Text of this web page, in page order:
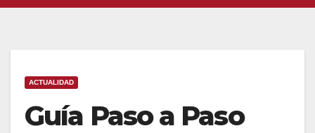
ACTUALIDAD
Guía Paso a Paso